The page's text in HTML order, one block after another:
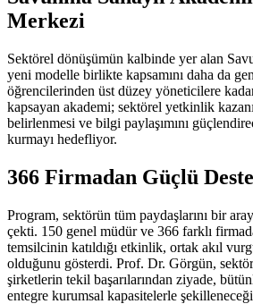
Merkezi
Sektörel dönüşümün kalbinde yer alan
yeni modelle birlikte kapsamını daha da
öğrencilerinden üst düzey yöneticilere
kapsayan akademi; sektörel yetkinlik
belirlenmesi ve bilgi paylaşımını
kurmayı hedefliyor.
366 Firmadan Güçlü
Program, sektörün tüm paydaşlarını bir
çekti. 150 genel müdür ve 366 farklı
temsilcinin katıldığı etkinlik, ortak akıl
olduğunu gösterdi. Prof. Dr. Görgün,
şirketlerin tekil başarılarından ziyade,
entegre kurumsal kapasitelerle